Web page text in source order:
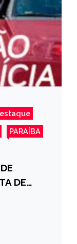
PARAÍBA
DE
ROCHA